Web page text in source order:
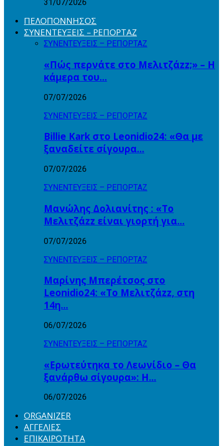
31/07/2026
ΠΕΛΟΠΟΝΝΗΣΟΣ
ΣΥΝΕΝΤΕΥΞΕΙΣ – ΡΕΠΟΡΤΑΖ
ΣΥΝΕΝΤΕΥΞΕΙΣ – ΡΕΠΟΡΤΑΖ
«Πώς περνάτε στο Μελιτζάzz;» – Η
κάμερα του…
07/07/2026
ΣΥΝΕΝΤΕΥΞΕΙΣ – ΡΕΠΟΡΤΑΖ
Billie Kark στο Leonidio24: «Θα με
ξαναδείτε σίγουρα…
07/07/2026
ΣΥΝΕΝΤΕΥΞΕΙΣ – ΡΕΠΟΡΤΑΖ
Μανώλης Δολιανίτης : «Το
Μελιτζάzz είναι γιορτή για…
07/07/2026
ΣΥΝΕΝΤΕΥΞΕΙΣ – ΡΕΠΟΡΤΑΖ
Μαρίνης Μπερέτσος στο
Leonidio24: «Το Μελιτζάzz, στη
14η…
06/07/2026
ΣΥΝΕΝΤΕΥΞΕΙΣ – ΡΕΠΟΡΤΑΖ
«Ερωτεύτηκα το Λεωνίδιο – Θα
ξανάρθω σίγουρα»: Η…
06/07/2026
ORGANIZER
ΑΓΓΕΛΙΕΣ
ΕΠΙΚΑΙΡΟΤΗΤΑ